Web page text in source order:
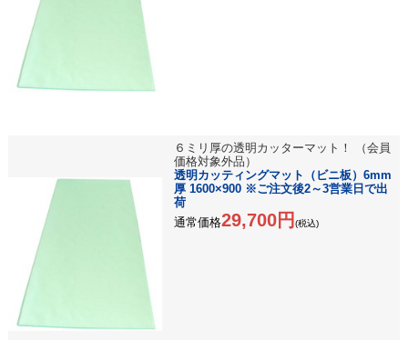
６ミリ厚の透明カッターマット！ （会員
価格対象外品）
透明カッティングマット（ビニ板）6mm
厚 1600×900 ※ご注文後2～3営業日で出
荷
通常価格29,700円 (税込)